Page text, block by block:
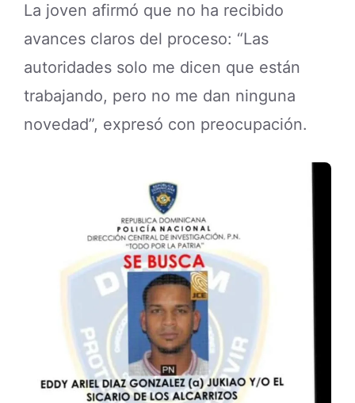
La joven afirmó que no ha recibido
avances claros del proceso: “Las
autoridades solo me dicen que están
trabajando, pero no me dan ninguna
novedad”, expresó con preocupación.